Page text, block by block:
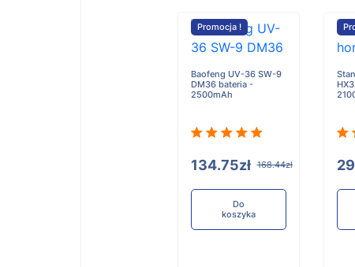
Promocja !
Baofeng UV-36 SW-9
DM36 bateria -
2500mAh
134.75zł 168.44zł
Do
koszyka